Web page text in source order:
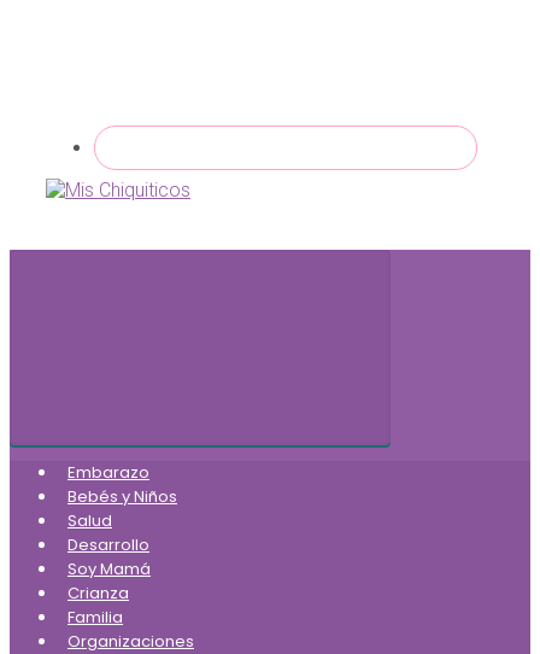
Embarazo
Bebés y Niños
Salud
Desarrollo
Soy Mamá
Crianza
Familia
Organizaciones